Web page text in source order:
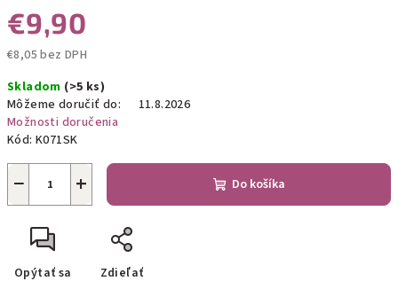
€9,90
€8,05 bez DPH
cena:
Skladom (>5 ks)
Môžeme doručiť do:
11.8.2026
Možnosti doručenia
Kód: K071SK
+
− Do košíka
Opýtať sa Zdieľať